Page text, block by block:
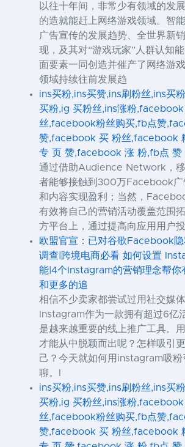
以往十年间，非常少有领域的发
的造就能赶上网络游戏领域。智
广告宣传的发展趋势、全世界新
现，及其对“游戏玩家”人群认知
面要素一同创造并催产了网络游
领域持续往前发展趋
ins买粉,ins买赞,ins刷粉丝,ins买
买粉,ig 买粉丝,ins涨粉
丝,facebook粉丝购买,fb点赞
赞,facebook 买 粉丝,facebook
专 页 赞,facebook 涨 粉,fb点 赞
通过借助Audience Network，
者能够接触到300万Facebook广
和内容实现盈利；当然，
有效将自己的营销活动覆盖范围
方平台上，通过提高向应用用户
欧盟官宣：已对谷歌Facebook
调查|跨境电商必看 如何设置
能|4个Instagram的营销理念帮你
和更多的追
相信不少卖家都尝试过用社交媒体
Instagram作为一款拥有超过6亿
是越来越重要的线上推广工具。
才能从中脱颖而出呢？怎样吸引
己？今天就如何用instagram吸粉
聊。I
ins买粉,ins买赞,ins刷粉丝,ins买
买粉,ig 买粉丝,ins涨粉
丝,facebook粉丝购买,fb点赞
赞,facebook 买 粉丝,facebook